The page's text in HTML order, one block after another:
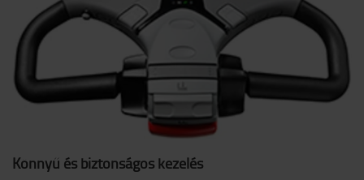
Könnyű és biztonságos kezelés